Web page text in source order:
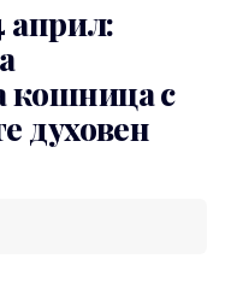
април:
кошница с
духовен